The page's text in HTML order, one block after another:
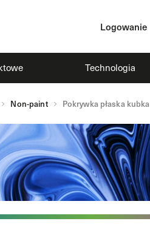
Logowanie
Technologia
Non-paint Pokrywka płaska kubka